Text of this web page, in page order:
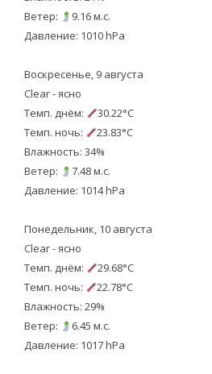
Ветер:
9.16 м.с.
Давление: 1010 hPa
Воскресенье, 9 августа
Clear - ясно
Темп. днём:
30.22°C
Темп. ночь:
23.83°C
Влажность: 34%
Ветер:
7.48 м.с.
Давление: 1014 hPa
Понедельник, 10 августа
Clear - ясно
Темп. днём:
29.68°C
Темп. ночь:
22.78°C
Влажность: 29%
Ветер:
6.45 м.с.
Давление: 1017 hPa